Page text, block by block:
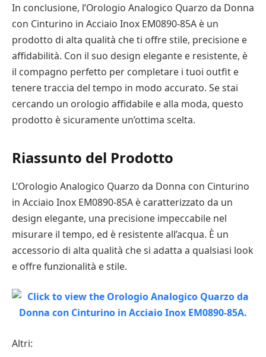
In conclusione, l’Orologio Analogico Quarzo da Donna
con Cinturino in Acciaio Inox EM0890-85A è un
prodotto di alta qualità che ti offre stile, precisione e
affidabilità. Con il suo design elegante e resistente, è
il compagno perfetto per completare i tuoi outfit e
tenere traccia del tempo in modo accurato. Se stai
cercando un orologio affidabile e alla moda, questo
prodotto è sicuramente un’ottima scelta.
Riassunto del Prodotto
L’Orologio Analogico Quarzo da Donna con Cinturino
in Acciaio Inox EM0890-85A è caratterizzato da un
design elegante, una precisione impeccabile nel
misurare il tempo, ed è resistente all’acqua. È un
accessorio di alta qualità che si adatta a qualsiasi look
e offre funzionalità e stile.
Altri: